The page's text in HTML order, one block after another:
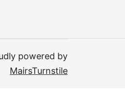
powered by
MairsTurnstile